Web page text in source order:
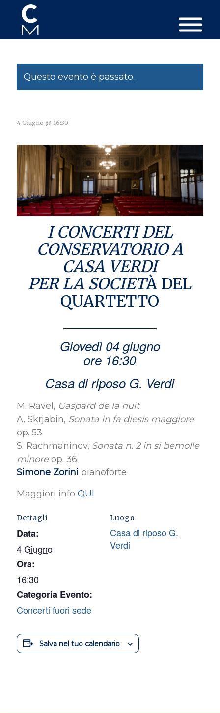
Questo evento è passato.
4 Giugno @ 16:30
I CONCERTI DEL
CONSERVATORIO A
CASA VERDI
PER LA SOCIETÀ DEL
QUARTETTO
Giovedì 04 giugno
ore 16:30
Casa di riposo G. Verdi
M. Ravel, Gaspard de la nuit
A. Skrjabin, Sonata in fa diesis maggiore
op. 53
S. Rachmaninov, Sonata n. 2 in si bemolle
minoreop. 36
Simone Zorini pianoforte
Maggiori info QUI
Dettagli
Data:
4 Giugno
Ora:
16:30
Categoria Evento:
Concerti fuori sede
Luogo
Casa di riposo G.
Verdi
Salva nel tuo calendario